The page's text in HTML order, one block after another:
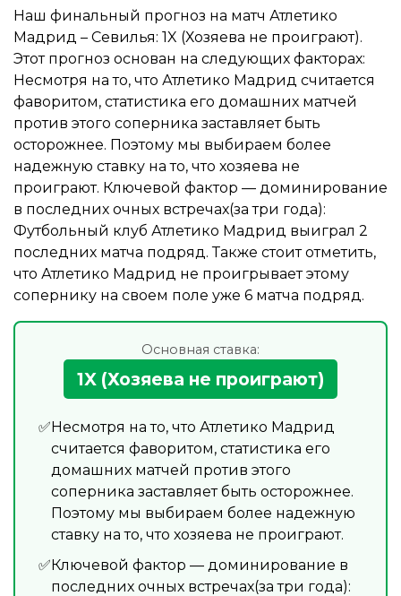
Наш финальный прогноз на матч Атлетико
Мадрид – Севилья: 1X (Хозяева не проиграют).
Этот прогноз основан на следующих факторах:
Несмотря на то, что Атлетико Мадрид считается
фаворитом, статистика его домашних матчей
против этого соперника заставляет быть
осторожнее. Поэтому мы выбираем более
надежную ставку на то, что хозяева не
проиграют. Ключевой фактор — доминирование
в последних очных встречах(за три года):
Футбольный клуб Атлетико Мадрид выиграл 2
последних матча подряд. Также стоит отметить,
что Атлетико Мадрид не проигрывает этому
сопернику на своем поле уже 6 матча подряд.
Основная ставка:
1X (Хозяева не проиграют)
Несмотря на то, что Атлетико Мадрид
считается фаворитом, статистика его
домашних матчей против этого
соперника заставляет быть осторожнее.
Поэтому мы выбираем более надежную
ставку на то, что хозяева не проиграют.
Ключевой фактор — доминирование в
последних очных встречах(за три года):